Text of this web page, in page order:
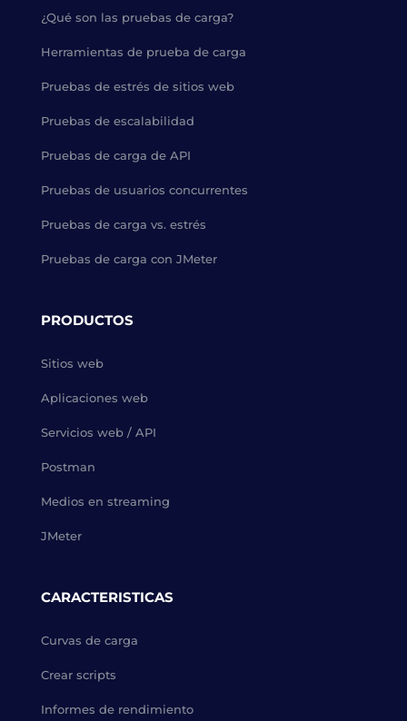
¿Qué son las pruebas de carga?
Herramientas de prueba de carga
Pruebas de estrés de sitios web
Pruebas de escalabilidad
Pruebas de carga de API
Pruebas de usuarios concurrentes
Pruebas de carga vs. estrés
Pruebas de carga con JMeter
PRODUCTOS
Sitios web
Aplicaciones web
Servicios web / API
Postman
Medios en streaming
JMeter
CARACTERISTICAS
Curvas de carga
Crear scripts
Informes de rendimiento